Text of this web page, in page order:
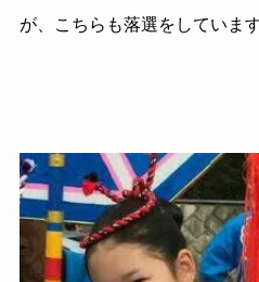
が、こちらも落選をしています